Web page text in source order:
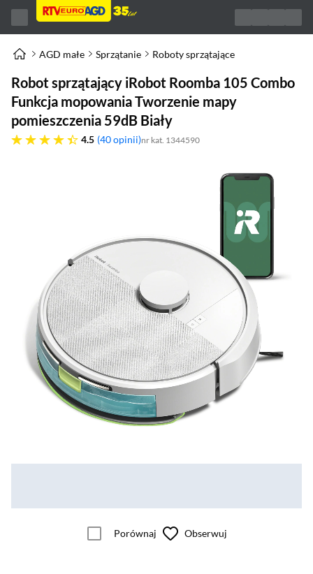
AGD małe Sprzątanie Roboty sprzątające
Robot sprzątający iRobot Roomba 105 Combo
Funkcja mopowania Tworzenie mapy
pomieszczenia 59dB Biały
4.5
4.5 gwiazdek 40 opinii nr kat. 1344590
Porównaj Obserwuj